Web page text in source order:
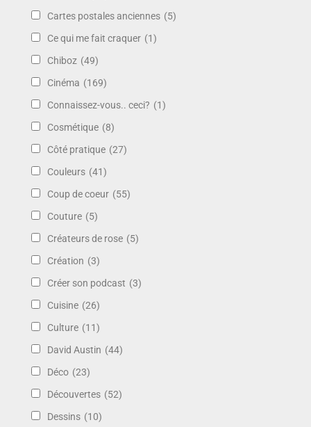
Cartes postales anciennes (5)
Ce qui me fait craquer (1)
Chiboz (49)
Cinéma (169)
Connaissez-vous.. ceci? (1)
Cosmétique (8)
Côté pratique (27)
Couleurs (41)
Coup de coeur (55)
Couture (5)
Créateurs de rose (5)
Création (3)
Créer son podcast (3)
Cuisine (26)
Culture (11)
David Austin (44)
Déco (23)
Découvertes (52)
Dessins (10)